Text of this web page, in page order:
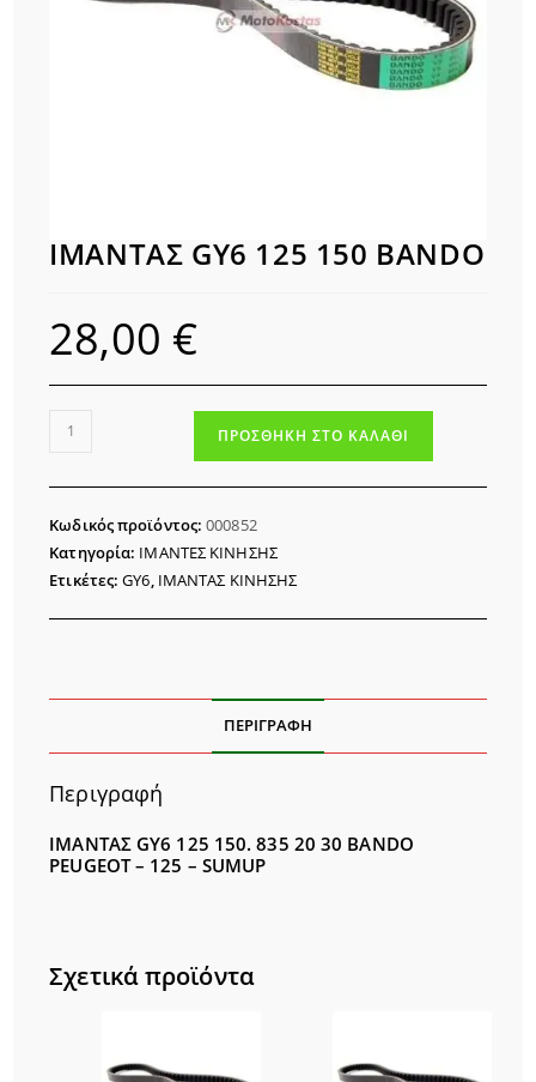
ΙΜΑΝΤΑΣ GY6 125 150 BANDO
28,00 €
ΙΜΑΝΤΑΣ
125
150
BANDO
ποσότητα
ΠΡΟΣΘΉΚΗ ΣΤΟ ΚΑΛΆΘΙ
Κωδικός προϊόντος:000852
Κατηγορία: ΙΜΑΝΤΕΣ ΚΙΝΗΣΗΣ
Ετικέτες:GY6, ΙΜΑΝΤΑΣ ΚΙΝΗΣΗΣ
ΠΕΡΙΓΡΑΦΉ
Περιγραφή
ΙΜΑΝΤΑΣ GY6 125 150. 835 20 30 BANDO
PEUGEOT – 125 – SUMUP
Σχετικά προϊόντα